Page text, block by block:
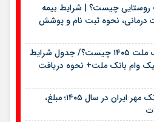
روستایی چیست؟ | شرایط بیمه
۱۴۰۵، خدمات درمانی، نحوه ثبت نام و پوشش
نیک وام بانک ملت ۱۴۰۵ چیست؟/ جدول شرایط
وام بانک ملت+ نحوه دریافت
شرایط وام بانک مهر ایران در سال ۱۴۰۵؛ مبلغ،